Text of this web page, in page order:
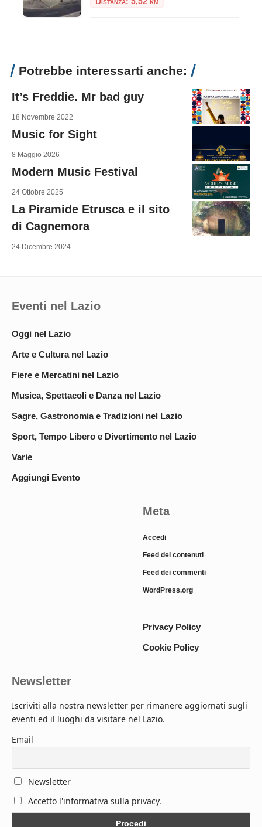
Potrebbe interessarti anche:
It’s Freddie. Mr bad guy
18 Novembre 2022
Music for Sight
8 Maggio 2026
Modern Music Festival
24 Ottobre 2025
La Piramide Etrusca e il sito
di Cagnemora
24 Dicembre 2024
Eventi nel Lazio
Oggi nel Lazio
Arte e Cultura nel Lazio
Fiere e Mercatini nel Lazio
Musica, Spettacoli e Danza nel Lazio
Sagre, Gastronomia e Tradizioni nel Lazio
Sport, Tempo Libero e Divertimento nel Lazio
Varie
Aggiungi Evento
Meta
Accedi
Feed dei contenuti
Feed dei commenti
WordPress.org
Privacy Policy
Cookie Policy
Newsletter
Iscriviti alla nostra newsletter per rimanere aggiornati sugli
eventi ed il luoghi da visitare nel Lazio.
Email
Newsletter
Accetto l'informativa sulla privacy.